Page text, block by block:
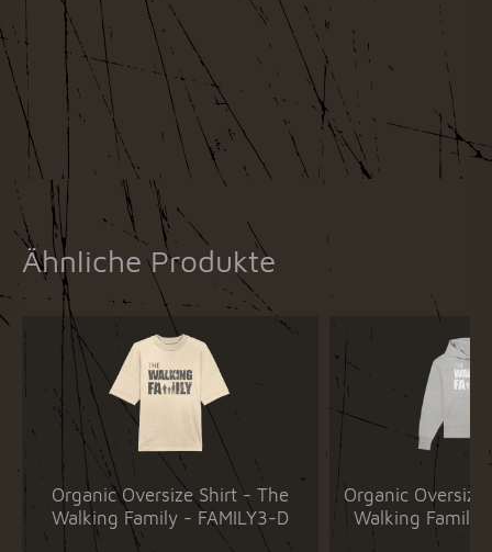
Ähnliche Produkte
Organic Oversize Shirt - The
Walking Family - FAMILY3-D
Organic
Walking Family